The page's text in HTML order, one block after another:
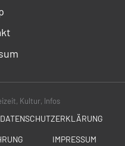
Kultur, Infos
DATENSCHUTZERKLÄRUNG
IMPRESSUM